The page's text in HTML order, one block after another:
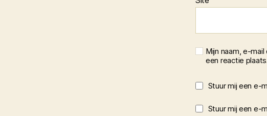
Mijn naam, e-
een reactie
Stuur mij een e-
Stuur mij een e-